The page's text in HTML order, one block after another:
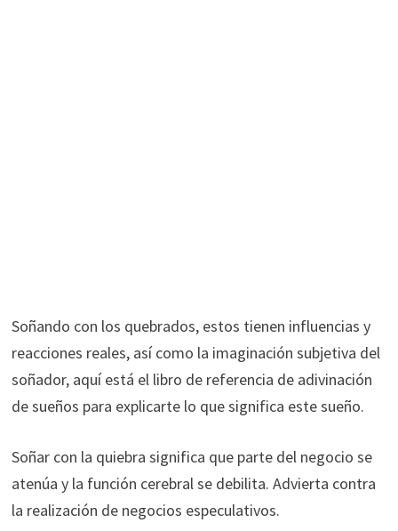
Soñando con los quebrados, estos tienen influencias y
reacciones reales, así como la imaginación subjetiva del
soñador, aquí está el libro de referencia de adivinación
de sueños para explicarte lo que significa este sueño.
Soñar con la quiebra significa que parte del negocio se
atenúa y la función cerebral se debilita. Advierta contra
la realización de negocios especulativos.